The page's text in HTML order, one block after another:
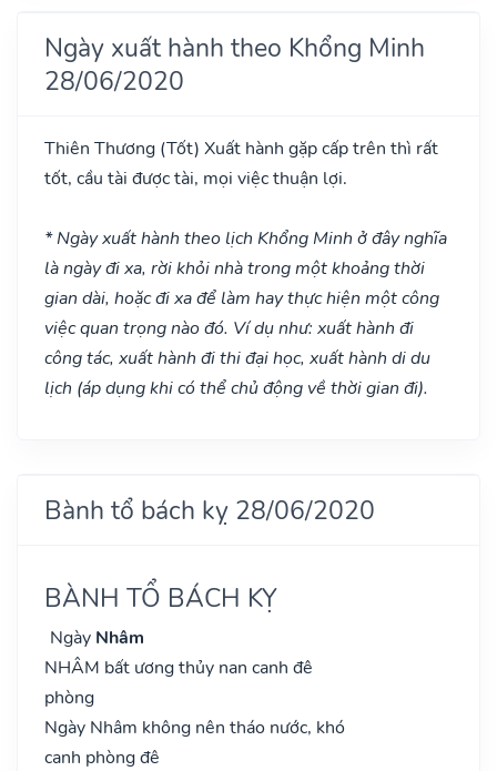
Ngày xuất hành theo Khổng Minh
28/06/2020
Thiên Thương (Tốt) Xuất hành gặp cấp trên thì rất
tốt, cầu tài được tài, mọi việc thuận lợi.
* Ngày xuất hành theo lịch Khổng Minh ở đây nghĩa
là ngày đi xa, rời khỏi nhà trong một khoảng thời
gian dài, hoặc đi xa để làm hay thực hiện một công
việc quan trọng nào đó. Ví dụ như: xuất hành đi
công tác, xuất hành đi thi đại học, xuất hành di du
lịch (áp dụng khi có thể chủ động về thời gian đi).
Bành tổ bách kỵ 28/06/2020
BÀNH TỔ BÁCH KỴ
Ngày Nhâm
NHÂM bất ương thủy nan canh đê
phòng
Ngày Nhâm không nên tháo nước, khó
canh phòng đê